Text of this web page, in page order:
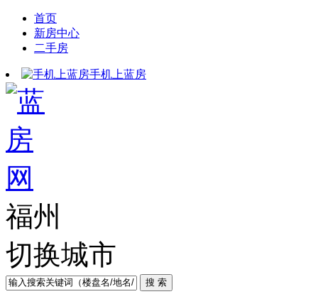
首页
新房中心
二手房
手机上蓝房
福州
切换城市